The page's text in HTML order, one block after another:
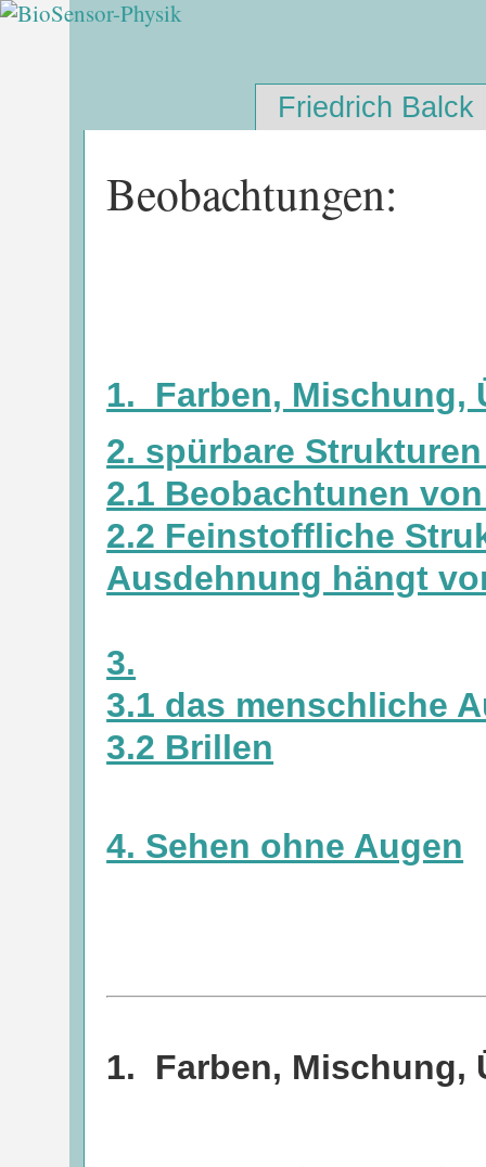
Friedrich Balck
Beobachtungen:
1. Farben, Mischung,
2. spürbare
2.1 Beobachtunen
2.2 Feinstoffliche
Ausdehnung hängt
3.
3.1 das menschliche
3.2 Brillen
4. Sehen ohne Augen
1. Farben, Mischung,